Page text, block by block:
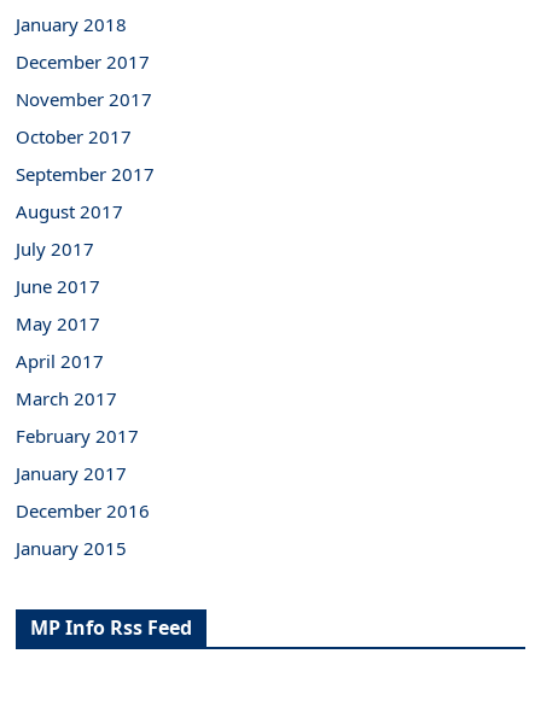
January 2018
December 2017
November 2017
October 2017
September 2017
August 2017
July 2017
June 2017
May 2017
April 2017
March 2017
February 2017
January 2017
December 2016
January 2015
MP Info Rss Feed